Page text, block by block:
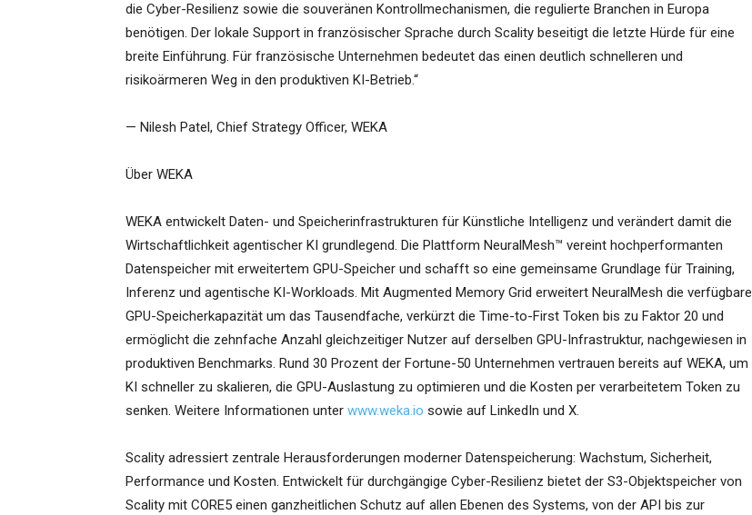
die Cyber-Resilienz sowie die souveränen Kontrollmechanismen, die regulierte Branchen in Europa
benötigen. Der lokale Support in französischer Sprache durch Scality beseitigt die letzte Hürde für eine
breite Einführung. Für französische Unternehmen bedeutet das einen deutlich schnelleren und
risikoärmeren Weg in den produktiven KI-Betrieb.“
— Nilesh Patel, Chief Strategy Officer, WEKA
Über WEKA
WEKA entwickelt Daten- und Speicherinfrastrukturen für Künstliche Intelligenz und verändert damit die
Wirtschaftlichkeit agentischer KI grundlegend. Die Plattform NeuralMesh™ vereint hochperformanten
Datenspeicher mit erweitertem GPU-Speicher und schafft so eine gemeinsame Grundlage für Training,
Inferenz und agentische KI-Workloads. Mit Augmented Memory Grid erweitert NeuralMesh die verfügbare
GPU-Speicherkapazität um das Tausendfache, verkürzt die Time-to-First Token bis zu Faktor 20 und
ermöglicht die zehnfache Anzahl gleichzeitiger Nutzer auf derselben GPU-Infrastruktur, nachgewiesen in
produktiven Benchmarks. Rund 30 Prozent der Fortune-50 Unternehmen vertrauen bereits auf WEKA, um
KI schneller zu skalieren, die GPU-Auslastung zu optimieren und die Kosten per verarbeitetem Token zu
senken. Weitere Informationen unter www.weka.io sowie auf LinkedIn und X.
Scality adressiert zentrale Herausforderungen moderner Datenspeicherung: Wachstum, Sicherheit,
Performance und Kosten. Entwickelt für durchgängige Cyber-Resilienz bietet der S3-Objektspeicher von
Scality mit CORE5 einen ganzheitlichen Schutz auf allen Ebenen des Systems, von der API bis zur